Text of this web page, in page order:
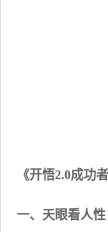
《开悟2.0成功
一、天眼看人性